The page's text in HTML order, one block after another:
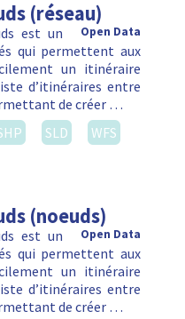
(réseau)
Open Data
est un
qui permettent aux
un itinéraire
d’itinéraires entre
de créer …
SLD
WFS
(noeuds)
Open Data
est un
qui permettent aux
un itinéraire
d’itinéraires entre
de créer …